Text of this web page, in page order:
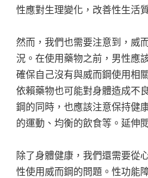
性應對生理變化，改善性生活
然而，我們也需要注意到，威
況。在使用藥物之前，男性應
確保自己沒有與威而鋼使用相
依賴藥物也可能對身體造成不
鋼的同時，也應該注意保持健
的運動、均衡的飲食等。延伸
除了身體健康，我們還需要從
性使用威而鋼的問題。性功能